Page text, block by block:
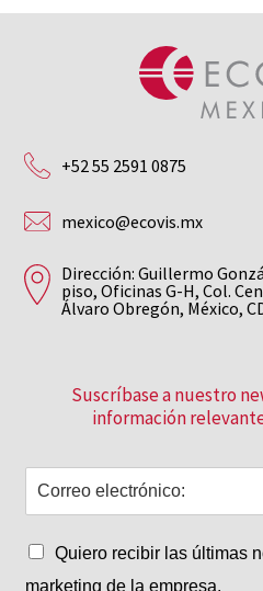
+52 55 2591 0875
mexico@ecovis.mx
Dirección: Guillermo
piso, Oficinas G-H, Col.
Álvaro Obregón, México,
Suscríbase a nuestro
información
Quiero recibir las últimas
marketing de la empresa.